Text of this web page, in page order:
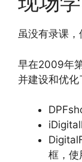
虽没有录课，
早在2009年
并建设和优化
框，使